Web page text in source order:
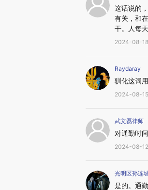
这话说的
有关，和
干。人每
2024-08-
Raydaray
驯化这词
2024-08-15
武文磊律师
对通勤时
2024-08-12
光明区孙连
是的。通